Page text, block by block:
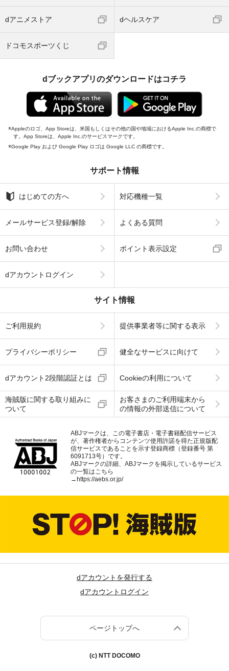
dアニメストア dヘルスケア
ドコモスポーツくじ
dブックアプリのダウンロードはコチラ
Appleのロゴ、App Storeは、米国もしくはその他の国や地域におけるApple Inc.の商標で
す。App Storeは、Apple Inc.のサービスマークです。
Google Play および Google Play ロゴは Google LLC の商標です。
サポート情報
はじめての方へ 対応機種一覧
メールサービス登録/解除 よくある質問
お問い合わせ ポイント表示設定
dアカウントログイン
サイト情報
ご利用規約 提供事業者等に関する表示
プライバシーポリシー 健全なサービスに向けて
dアカウント2段階認証とは Cookieの利用について
海賊版に関する取り組みに
ついて
お客さまのご利用端末から
の情報の外部送信について
ABJマークは、この電子書店・電子書籍配信サービス
が、著作権者からコンテンツ使用許諾を得た正規版配
信サービスであることを示す登録商標（登録番号 第
6091713号）です。
ABJマークの詳細、ABJマークを掲示しているサービス
の一覧はこちら
→ https://aebs.or.jp/
dアカウントを発行する
dアカウントログイン
ページトップへ
(c) NTT DOCOMO